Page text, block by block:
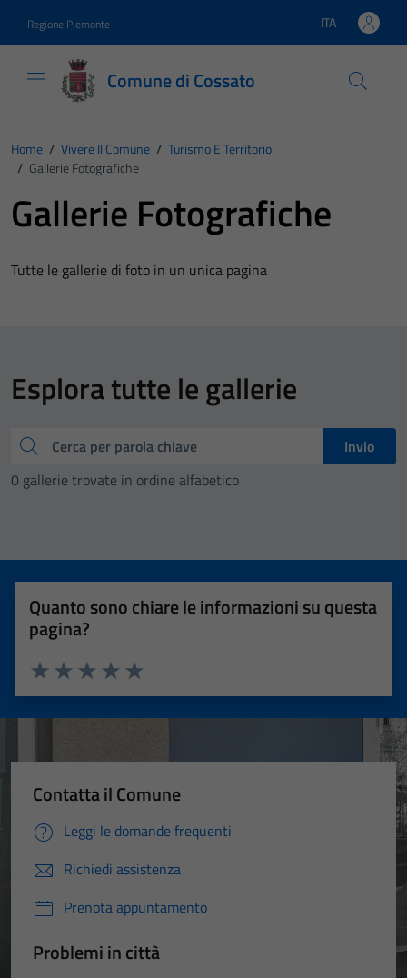
Regione Piemonte Lingua attiva:
ITA
Comune di Cossato
Home / Vivere Il Comune / Turismo E Territorio
/ Gallerie Fotografiche
Gallerie Fotografiche
Tutte le gallerie di foto in un unica pagina
Esplora tutte le gallerie
Cerca
Invio
0 gallerie trovate in ordine alfabetico
Quanto sono chiare le informazioni su questa
pagina?
Valuta 5 stelle su 5
Valuta 4 stelle su 5
Valuta 3 stelle su 5
Valuta 2 stelle su 5
Valuta 1 stelle su 5
Contatta il Comune
Leggi le domande frequenti
Richiedi assistenza
Prenota appuntamento
Problemi in città